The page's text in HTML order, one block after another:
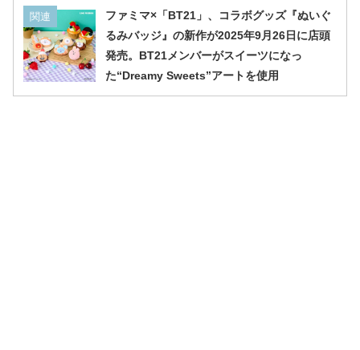
関連
ファミマ×「BT21」、コラボグッズ『ぬいぐ
るみバッジ』の新作が2025年9月26日に店頭
発売。BT21メンバーがスイーツになっ
た“Dreamy Sweets”アートを使用